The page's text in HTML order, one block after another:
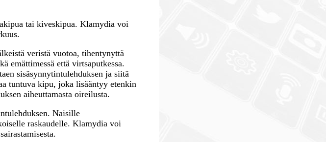
tai kiveskipua. Klamydia voi
veristä vuotoa, tihentynyttä
emättimessä että virtsaputkessa.
sisäsynnytintulehduksen ja siitä
tuntuva kipu, joka lisääntyy etenkin
aiheuttamasta oireilusta.
Naisille
raskaudelle. Klamydia voi